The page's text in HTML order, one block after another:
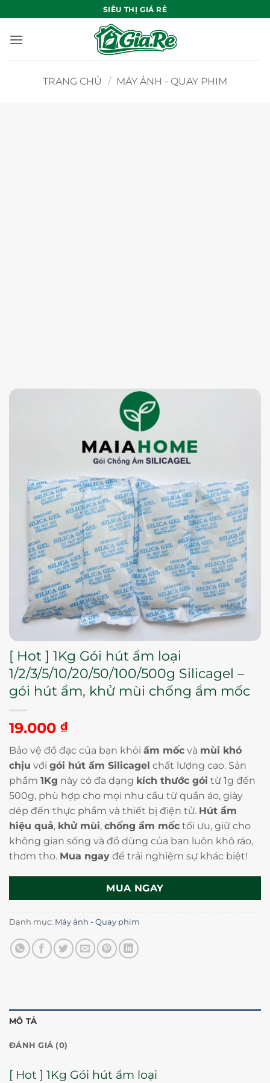
qua
nội
SIÊU THỊ GIÁ RẺ
TRANG CHỦ / MÁY ẢNH - QUAY PHIM
[ Hot ] 1Kg Gói hút ẩm loại
1/2/3/5/10/20/50/100/500g Silicagel –
gói hút ẩm, khử mùi chống ẩm mốc
19.000 ₫
Bảo vệ đồ đạc của bạn khỏi ẩm mốc và mùi khó
chịu với gói hút ẩm Silicagel chất lượng cao. Sản
phẩm 1Kg này có đa dạng kích thước gói từ 1g đến
500g, phù hợp cho mọi nhu cầu từ quần áo, giày
dép đến thực phẩm và thiết bị điện tử. Hút ẩm
hiệu quả, khử mùi, chống ẩm mốc tối ưu, giữ cho
không gian sống và đồ dùng của bạn luôn khô ráo,
thơm tho. Mua ngay để trải nghiệm sự khác biệt!
MUA NGAY
Danh mục: Máy ảnh - Quay phim
MÔ TẢ
ĐÁNH GIÁ (0)
[ Hot ] 1Kg Gói hút ẩm loại